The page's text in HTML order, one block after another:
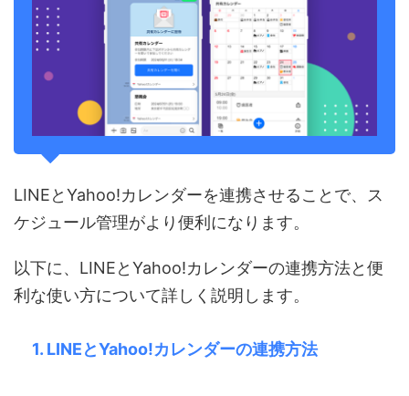
LINEとYahoo!カレンダーを連携させることで、ス
ケジュール管理がより便利になります。
以下に、LINEとYahoo!カレンダーの連携方法と便
利な使い方について詳しく説明します。
1. LINEとYahoo!カレンダーの連携方法